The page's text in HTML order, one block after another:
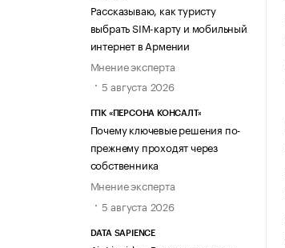
Рассказываю, как туристу
выбрать SIM-карту и мобильный
интернет в Армении
Мнение эксперта
5 августа 2026
ГПК «ПЕРСОНА КОНСАЛТ»
Почему ключевые решения по-
прежнему проходят через
собственника
Мнение эксперта
5 августа 2026
DATA SAPIENCE